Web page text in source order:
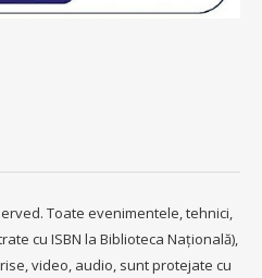
Toate evenimentele, tehnici,
cu ISBN la Biblioteca Națională),
video, audio, sunt protejate cu